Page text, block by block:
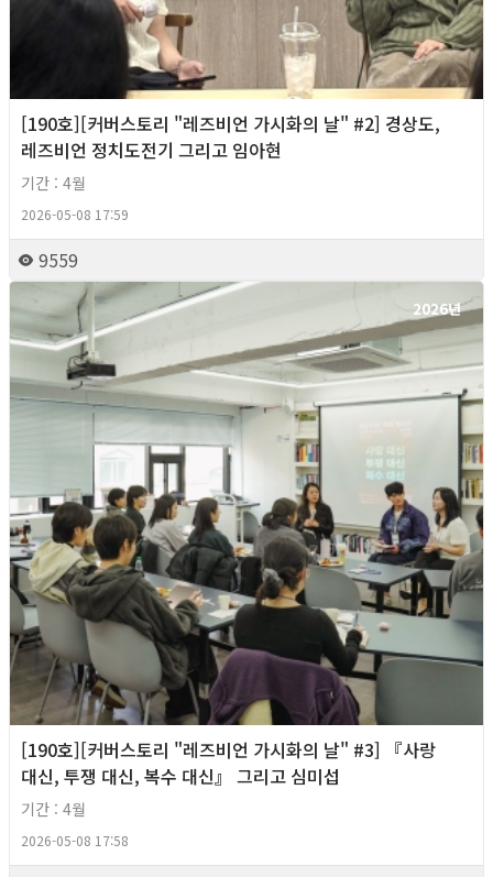
[190호][커버스토리 "레즈비언 가시화의 날" #2] 경상도,
레즈비언 정치도전기 그리고 임아현
기간 : 4월
2026-05-08 17:59
9559
2026년
[190호][커버스토리 "레즈비언 가시화의 날" #3] 『사랑
대신, 투쟁 대신, 복수 대신』 그리고 심미섭
기간 : 4월
2026-05-08 17:58